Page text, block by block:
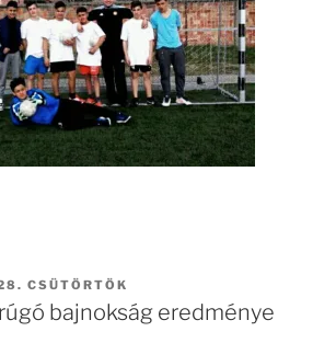
CSÜTÖRTÖK
bajnokság eredménye